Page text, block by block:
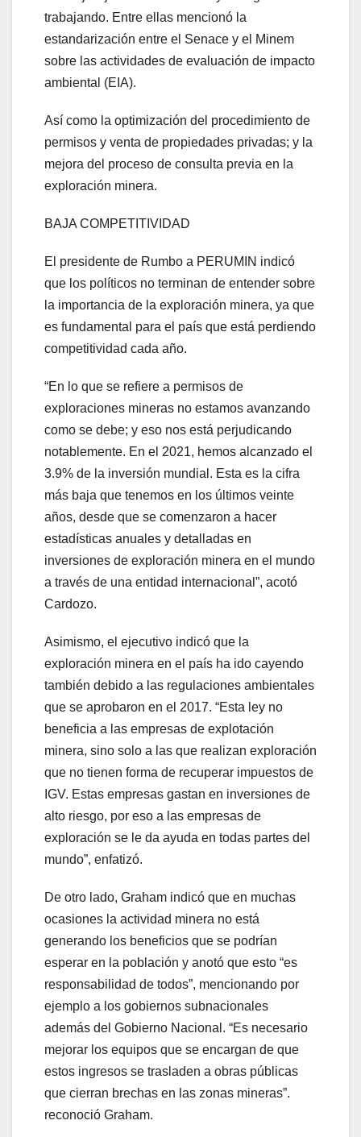
trabajando. Entre ellas mencionó la
estandarización entre el Senace y el Minem
sobre las actividades de evaluación de impacto
ambiental (EIA).
Así como la optimización del procedimiento de
permisos y venta de propiedades privadas; y la
mejora del proceso de consulta previa en la
exploración minera.
BAJA COMPETITIVIDAD
El presidente de Rumbo a PERUMIN indicó
que los políticos no terminan de entender sobre
la importancia de la exploración minera, ya que
es fundamental para el país que está perdiendo
competitividad cada año.
“En lo que se refiere a permisos de
exploraciones mineras no estamos avanzando
como se debe; y eso nos está perjudicando
notablemente. En el 2021, hemos alcanzado el
3.9% de la inversión mundial. Esta es la cifra
más baja que tenemos en los últimos veinte
años, desde que se comenzaron a hacer
estadísticas anuales y detalladas en
inversiones de exploración minera en el mundo
a través de una entidad internacional”, acotó
Cardozo.
Asimismo, el ejecutivo indicó que la
exploración minera en el país ha ido cayendo
también debido a las regulaciones ambientales
que se aprobaron en el 2017. “Esta ley no
beneficia a las empresas de explotación
minera, sino solo a las que realizan exploración
que no tienen forma de recuperar impuestos de
IGV. Estas empresas gastan en inversiones de
alto riesgo, por eso a las empresas de
exploración se le da ayuda en todas partes del
mundo”, enfatizó.
De otro lado, Graham indicó que en muchas
ocasiones la actividad minera no está
generando los beneficios que se podrían
esperar en la población y anotó que esto “es
responsabilidad de todos”, mencionando por
ejemplo a los gobiernos subnacionales
además del Gobierno Nacional. “Es necesario
mejorar los equipos que se encargan de que
estos ingresos se trasladen a obras públicas
que cierran brechas en las zonas mineras”.
reconoció Graham.